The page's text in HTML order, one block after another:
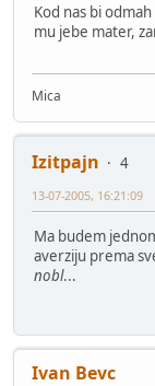
Kod nas bi
mu jebe mater,
Mica
Izitpajn
4
13-07-2005, 16:21:09
Ma budem
averziju prema
nobl...
Ivan Bevc